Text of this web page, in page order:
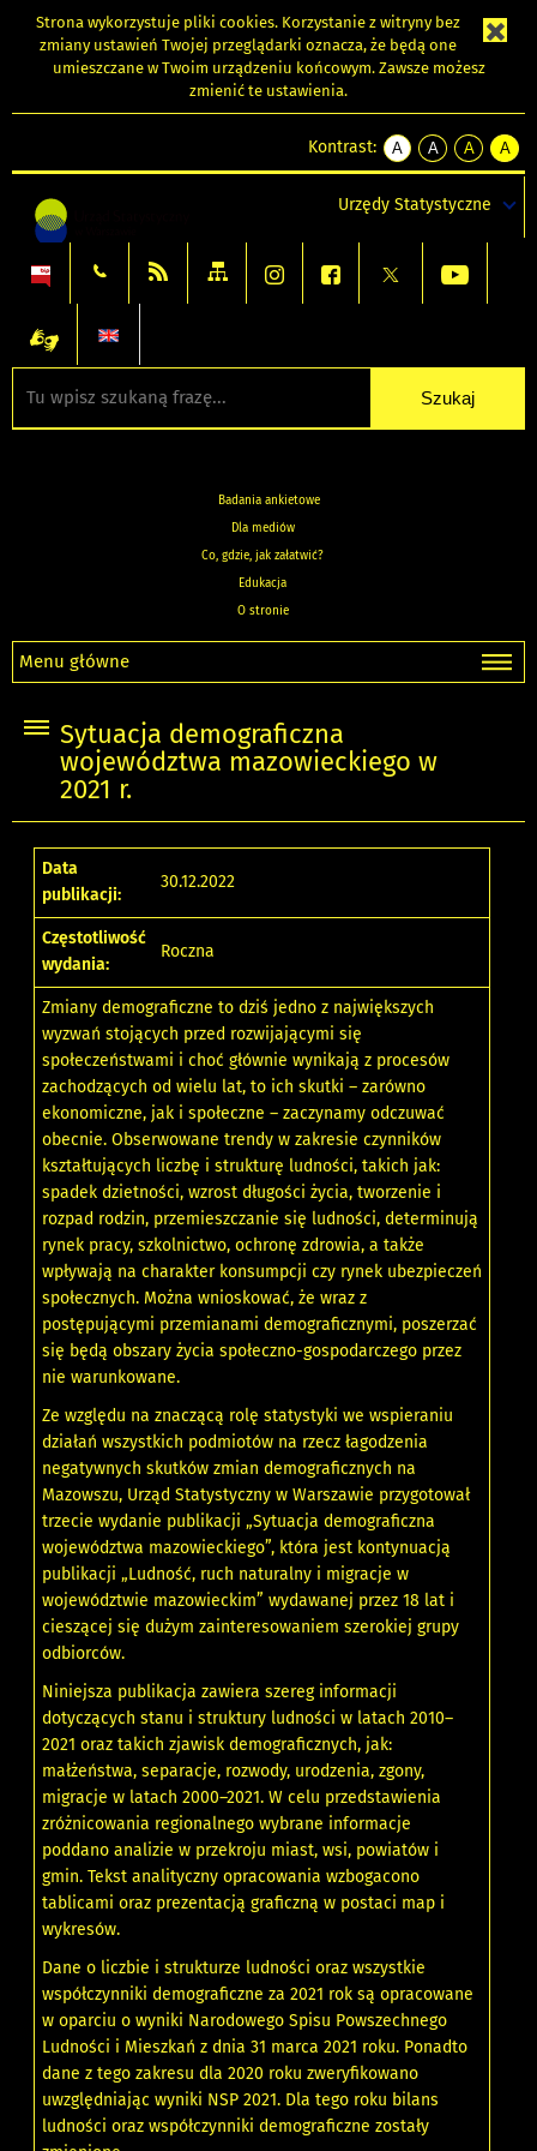
Strona wykorzystuje pliki cookies. Korzystanie z witryny bez
zmiany ustawień Twojej przeglądarki oznacza, że będą one
umieszczane w Twoim urządzeniu końcowym. Zawsze możesz
zmienić te ustawienia.
Kontrast:
A
kontrast
A
kontrast
tekst
czarnym
A
kontrast
tekst
czarnym
A
tekst
żółtym
Urzędy Statystyczne
Badania ankietowe
Dla mediów
Co, gdzie, jak załatwić?
Edukacja
O stronie
Menu główne
Sytuacja demograficzna
województwa mazowieckiego w
2021 r.
Data
publikacji:
30.12.2022
Częstotliwość
wydania:
Roczna
Zmiany demograficzne to dziś jedno z największych
wyzwań stojących przed rozwijającymi się
społeczeństwami i choć głównie wynikają z procesów
zachodzących od wielu lat, to ich skutki – zarówno
ekonomiczne, jak i społeczne – zaczynamy odczuwać
obecnie. Obserwowane trendy w zakresie czynników
kształtujących liczbę i strukturę ludności, takich jak:
spadek dzietności, wzrost długości życia, tworzenie i
rozpad rodzin, przemieszczanie się ludności, determinują
rynek pracy, szkolnictwo, ochronę zdrowia, a także
wpływają na charakter konsumpcji czy rynek ubezpieczeń
społecznych. Można wnioskować, że wraz z
postępującymi przemianami demograficznymi, poszerzać
się będą obszary życia społeczno-gospodarczego przez
nie warunkowane.
Ze względu na znaczącą rolę statystyki we wspieraniu
działań wszystkich podmiotów na rzecz łagodzenia
negatywnych skutków zmian demograficznych na
Mazowszu, Urząd Statystyczny w Warszawie przygotował
trzecie wydanie publikacji „Sytuacja demograficzna
województwa mazowieckiego”, która jest kontynuacją
publikacji „Ludność, ruch naturalny i migracje w
województwie mazowieckim” wydawanej przez 18 lat i
cieszącej się dużym zainteresowaniem szerokiej grupy
odbiorców.
Niniejsza publikacja zawiera szereg informacji
dotyczących stanu i struktury ludności w latach 2010–
2021 oraz takich zjawisk demograficznych, jak:
małżeństwa, separacje, rozwody, urodzenia, zgony,
migracje w latach 2000–2021. W celu przedstawienia
zróżnicowania regionalnego wybrane informacje
poddano analizie w przekroju miast, wsi, powiatów i
gmin. Tekst analityczny opracowania wzbogacono
tablicami oraz prezentacją graficzną w postaci map i
wykresów.
Dane o liczbie i strukturze ludności oraz wszystkie
współczynniki demograficzne za 2021 rok są opracowane
w oparciu o wyniki Narodowego Spisu Powszechnego
Ludności i Mieszkań z dnia 31 marca 2021 roku. Ponadto
dane z tego zakresu dla 2020 roku zweryfikowano
uwzględniając wyniki NSP 2021. Dla tego roku bilans
ludności oraz współczynniki demograficzne zostały